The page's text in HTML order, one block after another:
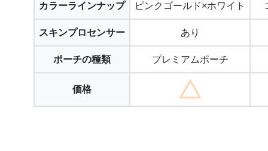
カラーラインナップ ピンクゴールド×ホワイト
スキンプロセンサー あり
ポーチの種類 プレミアムポーチ
価格